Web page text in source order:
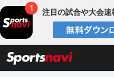
注目の試合や大会速